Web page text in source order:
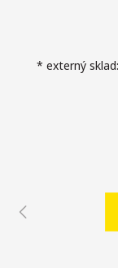
* externý